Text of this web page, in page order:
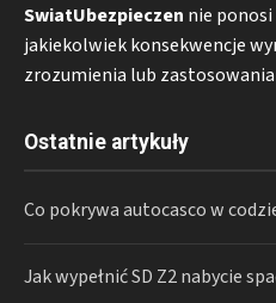
SwiatUbezpieczen nie
jakiekolwiek konsekwencje
zrozumienia lub
Ostatnie artykuły
Co pokrywa autocasco w
Jak wypełnić SD Z2 nabycie